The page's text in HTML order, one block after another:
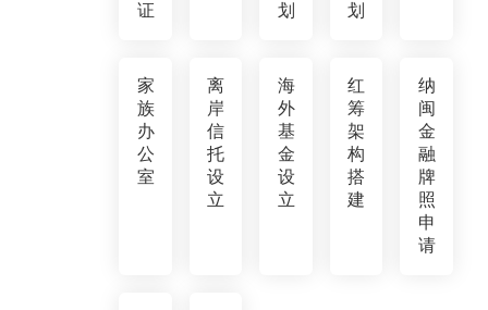
证
划
划
家
族
办
公
室
离
岸
信
托
设
立
海
外
基
金
设
立
红
筹
架
构
搭
建
纳
闽
金
融
牌
照
申
请